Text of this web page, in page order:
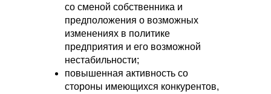
со сменой собственника и
предположения о возможных
изменениях в политике
предприятия и его возможной
нестабильности;
повышенная активность со
стороны имеющихся конкурентов,